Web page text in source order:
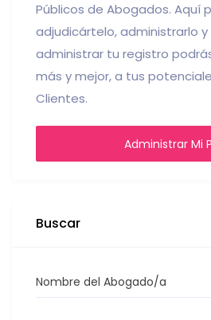
Públicos de Abogados. Aquí
adjudicártelo, administrarlo y
administrar tu registro
más y mejor, a tus
Clientes.
Administrar Mi
Buscar
Nombre del Abogado/a